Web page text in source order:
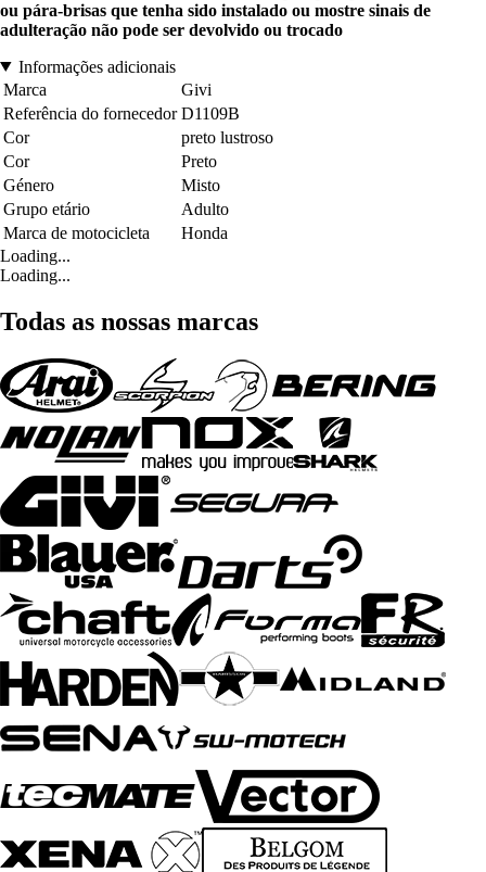
ou pára-brisas que tenha sido instalado ou mostre sinais de
adulteração não pode ser devolvido ou trocado
Informações adicionais
Marca
Givi
Referência do fornecedor D1109B
Cor
preto lustroso
Cor
Preto
Género
Misto
Grupo etário
Adulto
Marca de motocicleta
Honda
Loading...
Loading...
Todas as nossas marcas